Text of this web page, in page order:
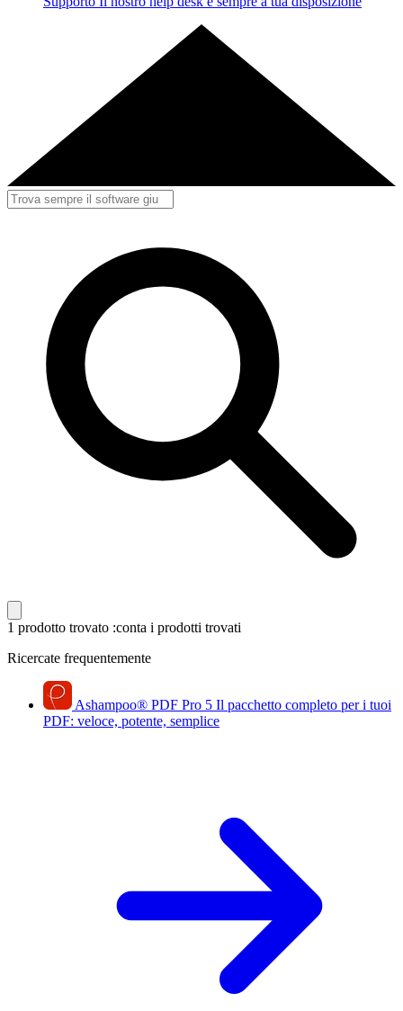
1 prodotto trovato :conta i prodotti trovati
Ricercate frequentemente
Ashampoo® PDF Pro 5 Il pacchetto completo per i tuoi
PDF: veloce, potente, semplice